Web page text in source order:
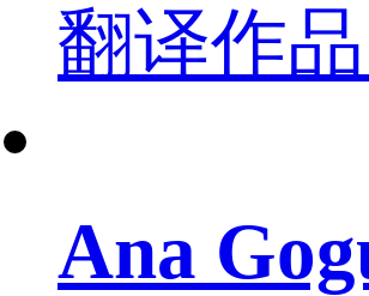
翻译作品
Ana